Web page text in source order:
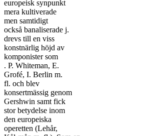
europeisk synpunkt
mera kultiverade
men samtidigt
också banaliserade j.
drevs till en viss
konstnärlig höjd av
komponister som
. P. Whiteman, E.
Grofé, I. Berlin m.
fl. och blev
konsertmässig genom
Gershwin samt fick
stor betydelse inom
den europeiska
operetten (Lehår,